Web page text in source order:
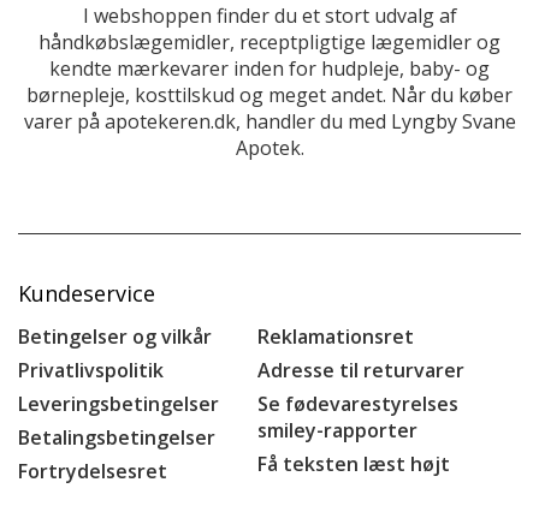
I webshoppen finder du et stort udvalg af
håndkøbslægemidler, receptpligtige lægemidler og
kendte mærkevarer inden for hudpleje, baby- og
børnepleje, kosttilskud og meget andet. Når du køber
varer på apotekeren.dk, handler du med Lyngby Svane
Apotek.
Kundeservice
Betingelser og vilkår
Privatlivspolitik
Leveringsbetingelser
Betalingsbetingelser
Fortrydelsesret
Reklamationsret
Adresse til returvarer
Se fødevarestyrelses
smiley-rapporter
Få teksten læst højt